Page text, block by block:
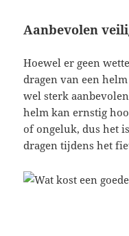
Aanbevolen
Hoewel er geen
dragen van een
wel sterk
helm kan ernstig
of ongeluk, dus het
dragen tijdens het